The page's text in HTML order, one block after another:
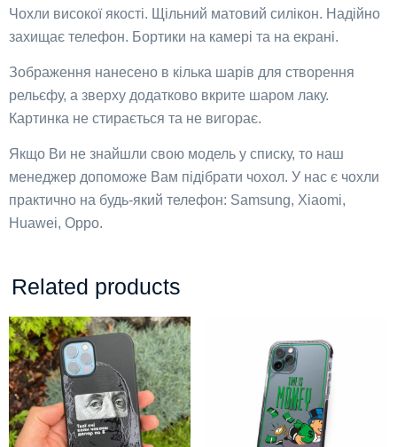
Чохли високої якості. Щільний матовий силікон. Надійно
захищає телефон. Бортики на камері та на екрані.
Зображення нанесено в кілька шарів для створення
рельєфу, а зверху додатково вкрите шаром лаку.
Картинка не стирається та не вигорає.
Якщо Ви не знайшли свою модель у списку, то наш
менеджер допоможе Вам підібрати чохол. У нас є чохли
практично на будь-який телефон: Samsung, Xiaomi,
Huawei, Oppo.
Related products